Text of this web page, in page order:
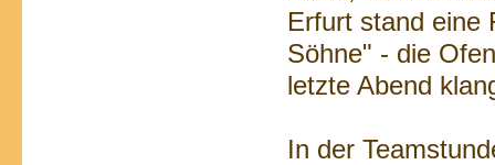
Erfurt stand eine
Söhne" - die
letzte Abend
In der